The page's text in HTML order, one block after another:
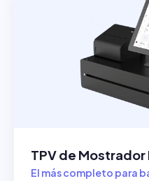
TPV de
El más completo para